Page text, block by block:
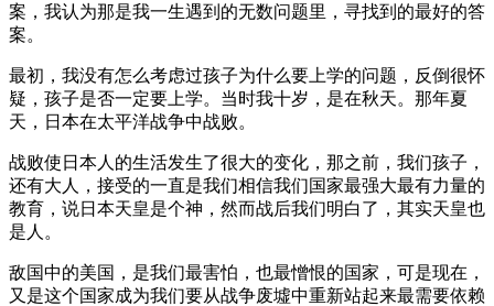
案，我认为那是我一生遇到的无数问题里，寻找到的最好的答
案。
最初，我没有怎么考虑过孩子为什么要上学的问题，反倒很怀
疑，孩子是否一定要上学。当时我十岁，是在秋天。那年夏
天，日本在太平洋战争中战败。
战败使日本人的生活发生了很大的变化，那之前，我们孩子，
还有大人，接受的一直是我们相信我们国家最强大最有力量的
教育，说日本天皇是个神，然而战后我们明白了，其实天皇也
是人。
敌国中的美国，是我们最害怕，也最憎恨的国家，可是现在，
又是这个国家成为我们要从战争废墟中重新站起来最需要依赖